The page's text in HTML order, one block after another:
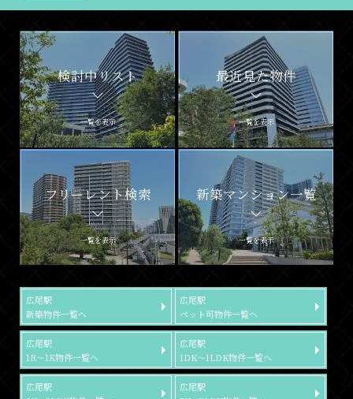
検討中リスト
一覧を表示
最近見た物件
一覧を表示
フリーレント検索
一覧を表示
新築マンション一覧
一覧を表示
広尾駅
新築物件一覧へ
広尾駅
ペット可物件一覧へ
広尾駅
1R～1K物件一覧へ
広尾駅
1DK～1LDK物件一覧へ
広尾駅
広尾駅